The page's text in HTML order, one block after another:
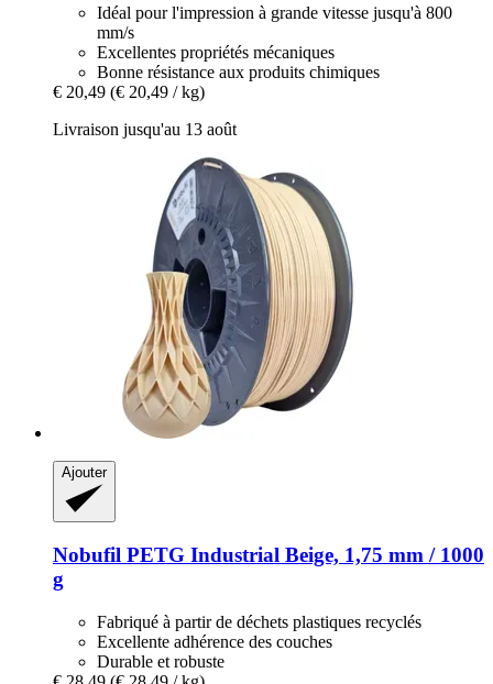
Idéal pour l'impression à grande vitesse jusqu'à 800
mm/s
Excellentes propriétés mécaniques
Bonne résistance aux produits chimiques
€ 20,49 (€ 20,49 / kg)
Livraison jusqu'au 13 août
Ajouter
Nobufil PETG Industrial Beige, 1,75 mm / 1000
g
Fabriqué à partir de déchets plastiques recyclés
Excellente adhérence des couches
Durable et robuste